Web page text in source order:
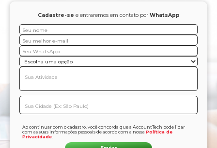
Cadastre-se e entraremos em contato por WhatsApp
Ao continuar com o cadastro, você concorda que a AccountTech pode lidar
com as suas informações pessoais de acordo com a nossa Política de
Privacidade